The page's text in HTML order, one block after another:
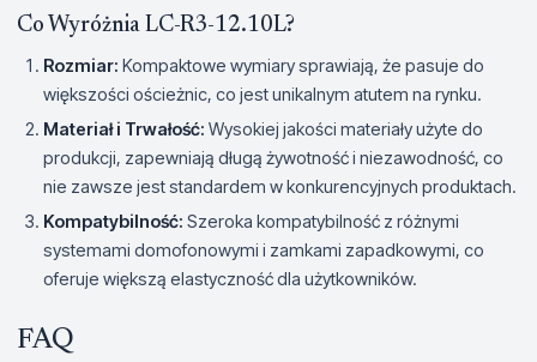
Co Wyróżnia LC-R3-12.10L?
Rozmiar: Kompaktowe wymiary sprawiają, że pasuje do
większości ościeżnic, co jest unikalnym atutem na rynku.
Materiał i Trwałość: Wysokiej jakości materiały użyte do
produkcji, zapewniają długą żywotność i niezawodność, co
nie zawsze jest standardem w konkurencyjnych produktach.
Kompatybilność: Szeroka kompatybilność z różnymi
systemami domofonowymi i zamkami zapadkowymi, co
oferuje większą elastyczność dla użytkowników.
FAQ